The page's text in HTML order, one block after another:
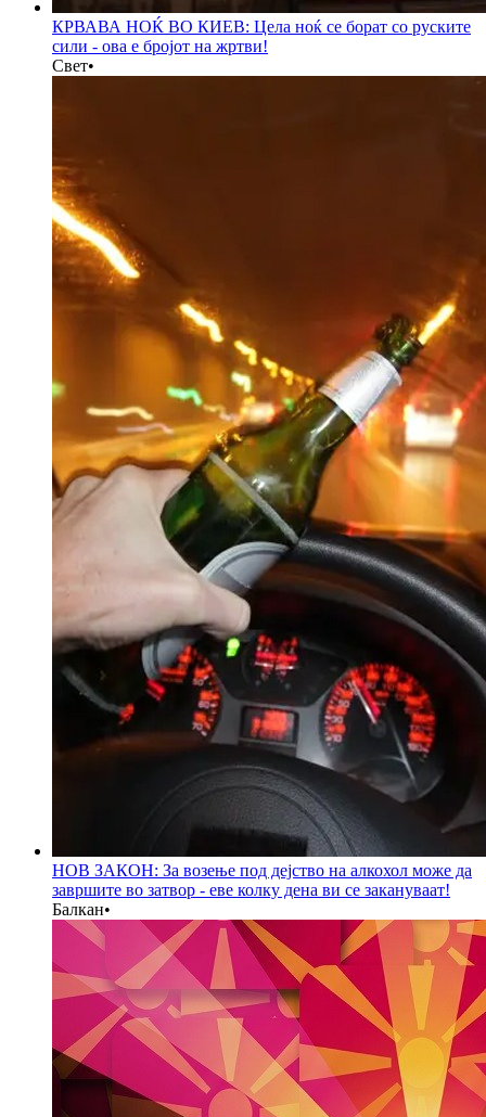
КРВАВА НОЌ ВО КИЕВ: Цела ноќ се борат со руските
сили - ова е бројот на жртви!
Свет•
НОВ ЗАКОН: За возење под дејство на алкохол може да
завршите во затвор - еве колку дена ви се закануваат!
Балкан•